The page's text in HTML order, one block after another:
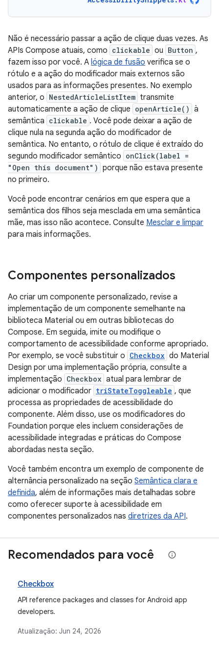
Não é necessário passar a ação de clique duas vezes. As
APIs Compose atuais, como clickable ou Button ,
fazem isso por você. A lógica de fusão verifica se o
rótulo e a ação do modificador mais externos são
usados para as informações presentes. No exemplo
anterior, o NestedArticleListItem transmite
automaticamente a ação de clique openArticle() à
semântica clickable . Você pode deixar a ação de
clique nula na segunda ação do modificador de
semântica. No entanto, o rótulo de clique é extraído do
segundo modificador semântico onClick(label =
"Open this document") porque não estava presente
no primeiro.
Você pode encontrar cenários em que espera que a
semântica dos filhos seja mesclada em uma semântica
mãe, mas isso não acontece. Consulte Mesclar e limpar
para mais informações.
Componentes personalizados
Ao criar um componente personalizado, revise a
implementação de um componente semelhante na
biblioteca Material ou em outras bibliotecas do
Compose. Em seguida, imite ou modifique o
comportamento de acessibilidade conforme apropriado.
Por exemplo, se você substituir o Checkbox do Material
Design por uma implementação própria, consulte a
implementação Checkbox atual para lembrar de
adicionar o modificador triStateToggleable , que
processa as propriedades de acessibilidade do
componente. Além disso, use os modificadores do
Foundation porque eles incluem considerações de
acessibilidade integradas e práticas do Compose
abordadas nesta seção.
Você também encontra um exemplo de componente de
alternância personalizado na seção Semântica clara e
definida, além de informações mais detalhadas sobre
como oferecer suporte à acessibilidade em
componentes personalizados nas diretrizes da API.
Recomendados para você
Checkbox
API reference packages and classes for Android app
developers.
Atualização: Jun 24, 2026